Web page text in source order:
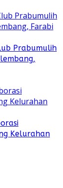
Prabumulih
Kelurahan